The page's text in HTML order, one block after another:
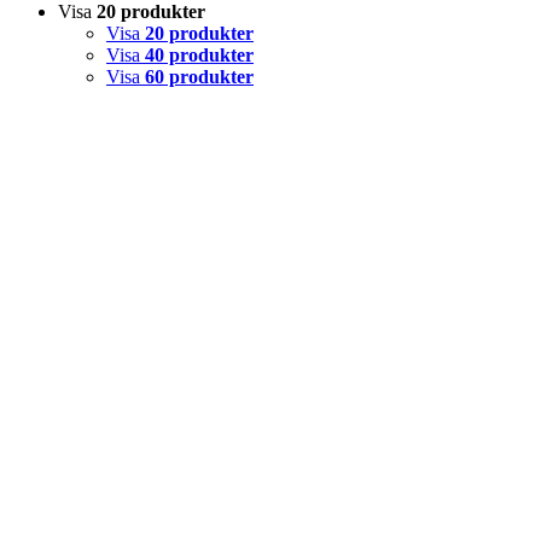
Visa 20 produkter
Visa 20 produkter
Visa 40 produkter
Visa 60 produkter